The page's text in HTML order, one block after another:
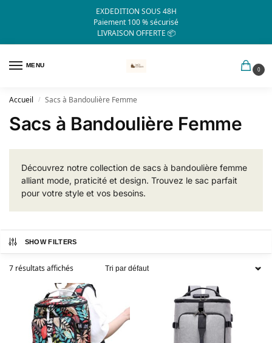
EXDEDITION SOUS 48H
Paiement 100 % sécurisé
LIVRAISON OFFERTE 📦
MENU
0
Accueil / Sacs à Bandoulière Femme
Sacs à Bandoulière Femme
Découvrez notre collection de sacs à bandoulière femme
alliant mode, praticité et design. Trouvez le sac parfait
pour votre style et vos besoins.
SHOW FILTERS
7 résultats affichés